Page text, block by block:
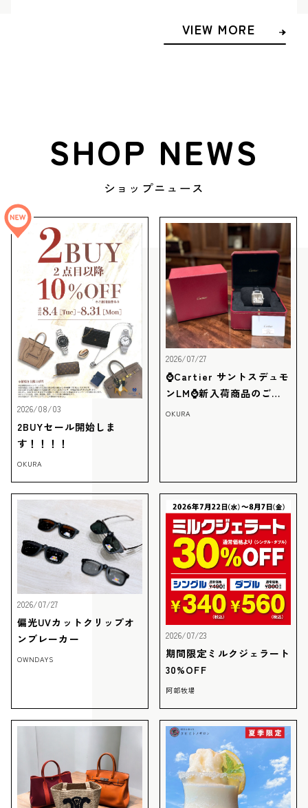
VIEW MORE
SHOP NEWS
ショップニュース
2026/08/03
2BUYセール開始しま
す！！！！
OKURA
2026/07/27
⌚Cartier サントスデュモ
ンLM⌚新入荷商品のご紹
介‼
OKURA
2026/07/27
偏光UVカットクリップオ
ンブレーカー
OWNDAYS
2026/07/23
期間限定ミルクジェラート
30%OFF
阿部牧場